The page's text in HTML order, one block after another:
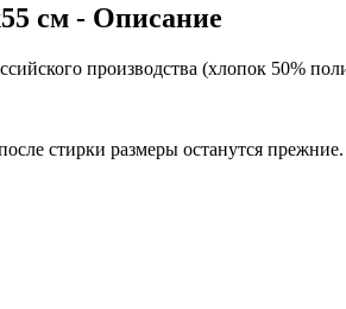
см - Описание
производства (хлопок 50%
стирки размеры останутся